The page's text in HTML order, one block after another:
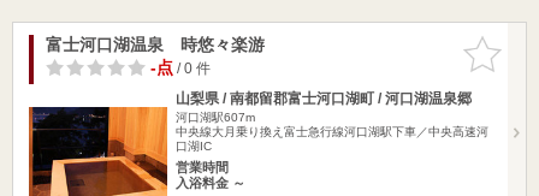
お気に入
りに追加
富士河口湖温泉 時悠々楽游
-点/ 0 件
山梨県 / 南都留郡富士河口湖町 / 河口湖温泉郷
河口湖駅607m
中央線大月乗り換え富士急行線河口湖駅下車／中央高速河
口湖IC
営業時間
入浴料金 ～